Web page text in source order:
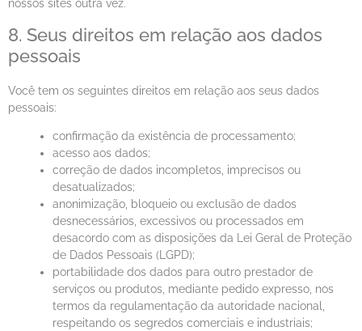
nossos sites outra vez.
8. Seus direitos em relação aos dados
pessoais
Você tem os seguintes direitos em relação aos seus dados
pessoais:
confirmação da existência de processamento;
acesso aos dados;
correção de dados incompletos, imprecisos ou
desatualizados;
anonimização, bloqueio ou exclusão de dados
desnecessários, excessivos ou processados em
desacordo com as disposições da Lei Geral de Proteção
de Dados Pessoais (LGPD);
portabilidade dos dados para outro prestador de
serviços ou produtos, mediante pedido expresso, nos
termos da regulamentação da autoridade nacional,
respeitando os segredos comerciais e industriais;